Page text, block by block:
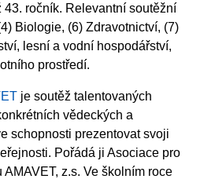
ročník. Relevantní soutěžní
Biologie, (6) Zdravotnictví, (7)
lesní a vodní hospodářství,
prostředí.
je soutěž talentovaných
vědeckých a
schopnosti prezentovat svoji
Pořádá ji Asociace pro
z.s. Ve školním roce